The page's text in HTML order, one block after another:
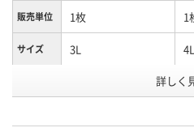
販売単位 1枚 1
サイズ 3L 4L
号
詳しく